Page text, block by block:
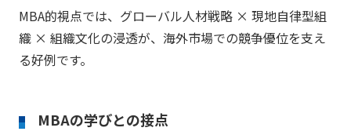
MBA的視点では、グローバル人材戦略 × 現地自律型組
織 × 組織文化の浸透が、海外市場での競争優位を支え
る好例です。
MBAの学びとの接点